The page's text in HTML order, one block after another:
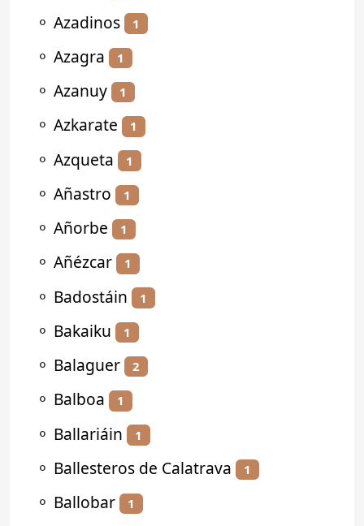
⚬ Azadinos 1
⚬ Azagra 1
⚬ Azanuy 1
⚬ Azkarate 1
⚬ Azqueta 1
⚬ Añastro 1
⚬ Añorbe 1
⚬ Añézcar 1
⚬ Badostáin 1
⚬ Bakaiku 1
⚬ Balaguer 2
⚬ Balboa 1
⚬ Ballariáin 1
⚬ Ballesteros de Calatrava 1
⚬ Ballobar 1